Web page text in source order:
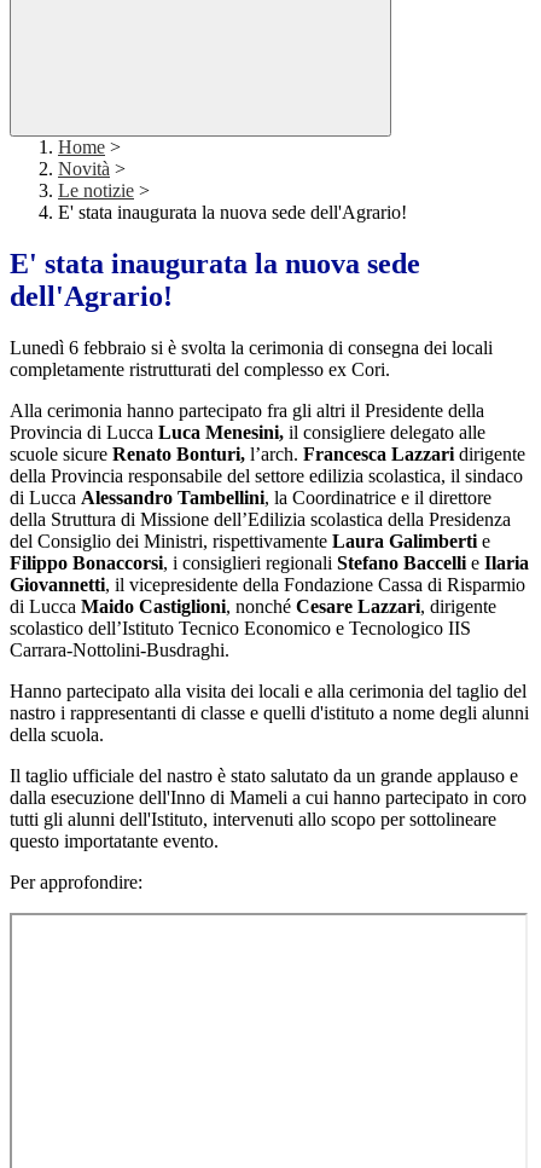
Home >
Novità >
Le notizie >
E' stata inaugurata la nuova sede dell'Agrario!
E' stata inaugurata la nuova sede
dell'Agrario!
Lunedì 6 febbraio si è svolta la cerimonia di consegna dei locali
completamente ristrutturati del complesso ex Cori.
Alla cerimonia hanno partecipato fra gli altri il Presidente della
Provincia di Lucca Luca Menesini, il consigliere delegato alle
scuole sicure Renato Bonturi, l’arch. Francesca Lazzari dirigente
della Provincia responsabile del settore edilizia scolastica, il sindaco
di Lucca Alessandro Tambellini, la Coordinatrice e il direttore
della Struttura di Missione dell’Edilizia scolastica della Presidenza
del Consiglio dei Ministri, rispettivamente Laura Galimberti e
Filippo Bonaccorsi, i consiglieri regionali Stefano Baccelli e Ilaria
Giovannetti, il vicepresidente della Fondazione Cassa di Risparmio
di Lucca Maido Castiglioni, nonché Cesare Lazzari, dirigente
scolastico dell’Istituto Tecnico Economico e Tecnologico IIS
Carrara-Nottolini-Busdraghi.
Hanno partecipato alla visita dei locali e alla cerimonia del taglio del
nastro i rappresentanti di classe e quelli d'istituto a nome degli alunni
della scuola.
Il taglio ufficiale del nastro è stato salutato da un grande applauso e
dalla esecuzione dell'Inno di Mameli a cui hanno partecipato in coro
tutti gli alunni dell'Istituto, intervenuti allo scopo per sottolineare
questo importatante evento.
Per approfondire: